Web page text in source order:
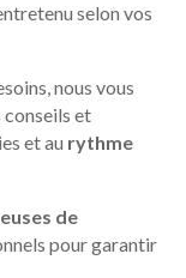
selon vos
nous vous
et
et au rythme
de
pour garantir